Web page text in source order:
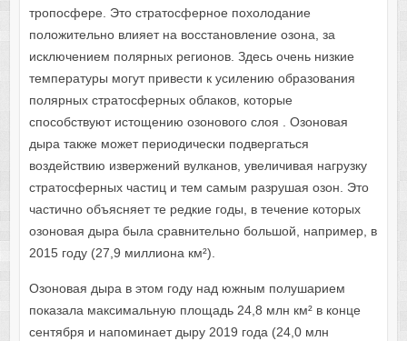
тропосфере. Это стратосферное похолодание
положительно влияет на восстановление озона, за
исключением полярных регионов. Здесь очень низкие
температуры могут привести к усилению образования
полярных стратосферных облаков, которые
способствуют истощению озонового слоя . Озоновая
дыра также может периодически подвергаться
воздействию извержений вулканов, увеличивая нагрузку
стратосферных частиц и тем самым разрушая озон. Это
частично объясняет те редкие годы, в течение которых
озоновая дыра была сравнительно большой, например, в
2015 году (27,9 миллиона км²).
Озоновая дыра в этом году над южным полушарием
показала максимальную площадь 24,8 млн км² в конце
сентября и напоминает дыру 2019 года (24,0 млн